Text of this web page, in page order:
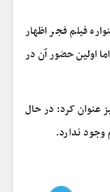
فیلم فجر اظهار
اولین حضور آن در
عنوان کرد: در حال
ندارد.